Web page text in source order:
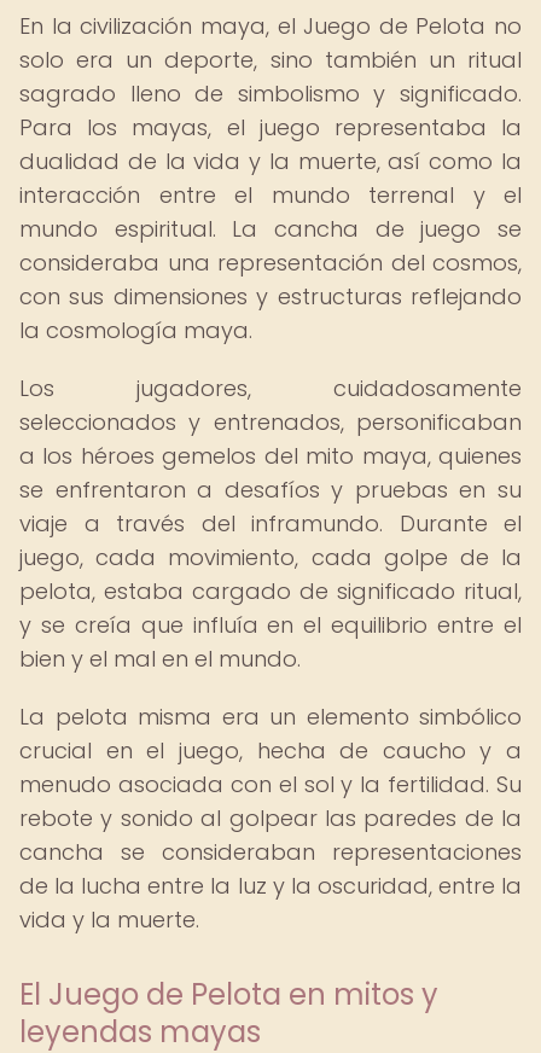
En la civilización maya, el Juego de Pelota no
solo era un deporte, sino también un ritual
sagrado lleno de simbolismo y significado.
Para los mayas, el juego representaba la
dualidad de la vida y la muerte, así como la
interacción entre el mundo terrenal y el
mundo espiritual. La cancha de juego se
consideraba una representación del cosmos,
con sus dimensiones y estructuras reflejando
la cosmología maya.
Los jugadores, cuidadosamente
seleccionados y entrenados, personificaban
a los héroes gemelos del mito maya, quienes
se enfrentaron a desafíos y pruebas en su
viaje a través del inframundo. Durante el
juego, cada movimiento, cada golpe de la
pelota, estaba cargado de significado ritual,
y se creía que influía en el equilibrio entre el
bien y el mal en el mundo.
La pelota misma era un elemento simbólico
crucial en el juego, hecha de caucho y a
menudo asociada con el sol y la fertilidad. Su
rebote y sonido al golpear las paredes de la
cancha se consideraban representaciones
de la lucha entre la luz y la oscuridad, entre la
vida y la muerte.
El Juego de Pelota en mitos y
leyendas mayas